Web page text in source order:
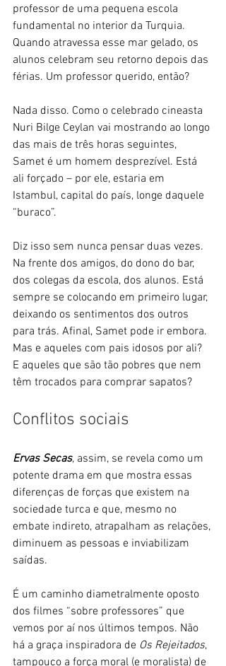
professor de uma pequena escola
fundamental no interior da Turquia.
Quando atravessa esse mar gelado, os
alunos celebram seu retorno depois das
férias. Um professor querido, então?
Nada disso. Como o celebrado cineasta
Nuri Bilge Ceylan vai mostrando ao longo
das mais de três horas seguintes,
Samet é um homem desprezível. Está
ali forçado – por ele, estaria em
Istambul, capital do país, longe daquele
“buraco”.
Diz isso sem nunca pensar duas vezes.
Na frente dos amigos, do dono do bar,
dos colegas da escola, dos alunos. Está
sempre se colocando em primeiro lugar,
deixando os sentimentos dos outros
para trás. Afinal, Samet pode ir embora.
Mas e aqueles com pais idosos por ali?
E aqueles que são tão pobres que nem
têm trocados para comprar sapatos?
Conflitos sociais
Ervas Secas, assim, se revela como um
potente drama em que mostra essas
diferenças de forças que existem na
sociedade turca e que, mesmo no
embate indireto, atrapalham as relações,
diminuem as pessoas e inviabilizam
saídas.
É um caminho diametralmente oposto
dos filmes “sobre professores” que
vemos por aí nos últimos tempos. Não
há a graça inspiradora de Os Rejeitados,
tampouco a força moral (e moralista) de